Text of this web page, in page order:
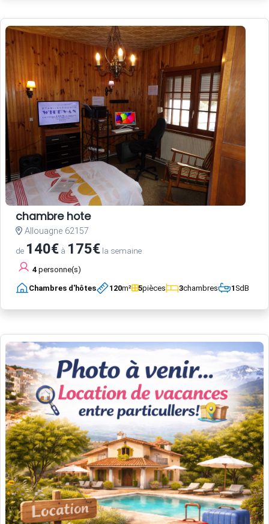
chambre hote
Allouagne 62157
de 140€ à 175€ la semaine
4 personne(s)
Chambres d'hôtes 120m² 5pièces 3chambres 1SdB